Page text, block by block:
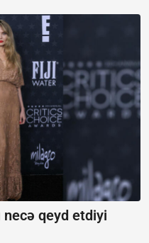
necə qeyd etdiyi